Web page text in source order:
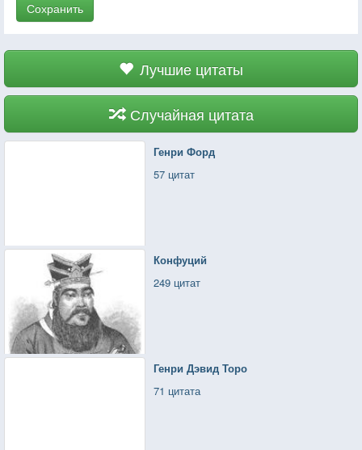
Сохранить
Лучшие цитаты
Случайная цитата
Генри Форд
57 цитат
Конфуций
249 цитат
Генри Дэвид Торо
71 цитата